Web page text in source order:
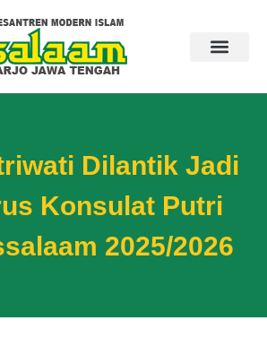
Dilantik Jadi
Konsulat Putri
2025/2026